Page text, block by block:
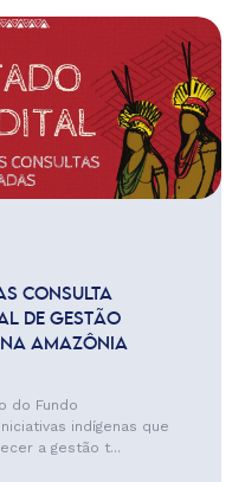
CONSULTA
DE GESTÃO
NA AMAZÔNIA
do Fundo
indígenas que
a gestão t...